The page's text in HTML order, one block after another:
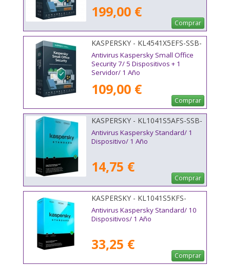
199,00 €
Comprar
KASPERSKY - KL4541X5EFS-SSB-
ES
Antivirus Kaspersky Small Office
Security 7/ 5 Dispositivos + 1
Servidor/ 1 Año
109,00 €
Comprar
KASPERSKY - KL1041S5AFS-SSB-
ES
Antivirus Kaspersky Standard/ 1
Dispositivo/ 1 Año
14,75 €
Comprar
KASPERSKY - KL1041S5KFS-
MSBES
Antivirus Kaspersky Standard/ 10
Dispositivos/ 1 Año
33,25 €
Comprar